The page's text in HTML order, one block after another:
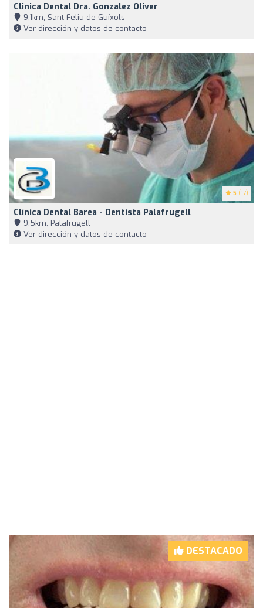
Clinica Dental Dra. Gonzalez Oliver
9,1km, Sant Feliu de Guíxols
Ver dirección y datos de contacto
5 (17)
Clínica Dental Barea - Dentista Palafrugell
9,5km, Palafrugell
Ver dirección y datos de contacto
DESTACADO